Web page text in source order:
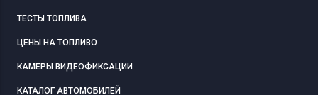
ТЕСТЫ ТОПЛИВА
ЦЕНЫ НА ТОПЛИВО
КАМЕРЫ ВИДЕОФИКСАЦИИ
КАТАЛОГ АВТОМОБИЛЕЙ